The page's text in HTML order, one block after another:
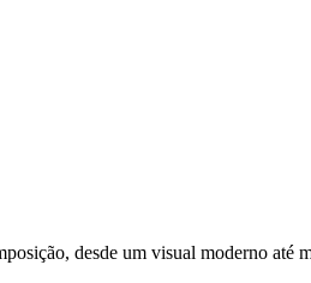
desde um visual moderno até